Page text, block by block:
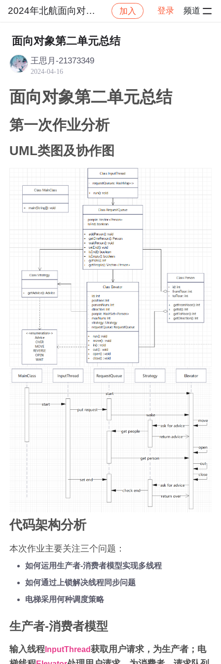
2024年北航面向对象设计与构造 加入 登录 频道
社区 2024年北航面向对象设计与构造
面向对象第二单元总结
王思月-21373349
2024-04-16
面向对象第二单元总结
第一次作业分析
UML类图及协作图
代码架构分析
本次作业主要关注三个问题：
如何运用生产者-消费者模型实现多线程
如何通过上锁解决线程同步问题
电梯采用何种调度策略
生产者-消费者模型
输入线程 InputThread获取用户请求，为生产者；电